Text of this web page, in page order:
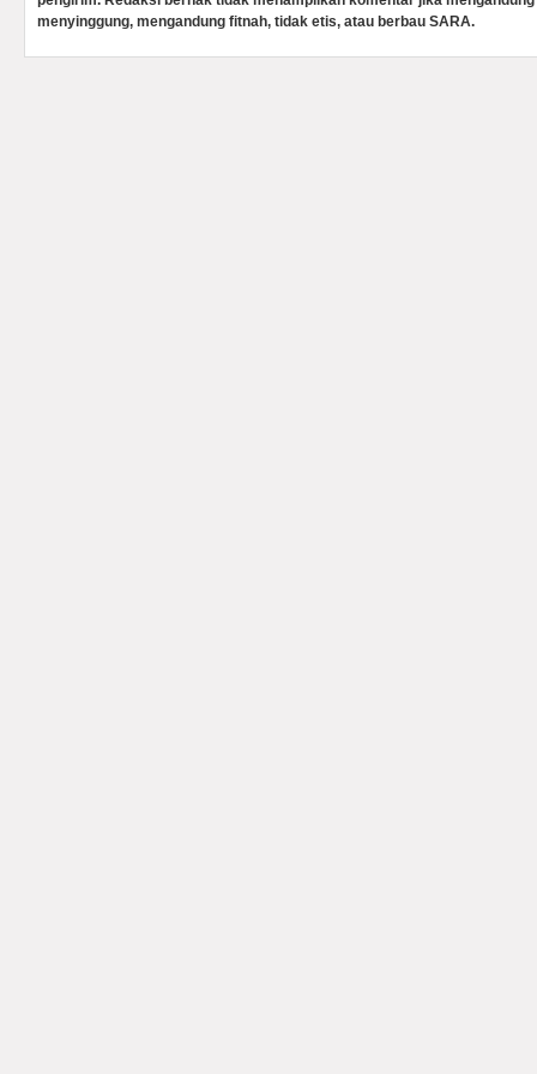
menyinggung, mengandung fitnah, tidak etis, atau berbau SARA.